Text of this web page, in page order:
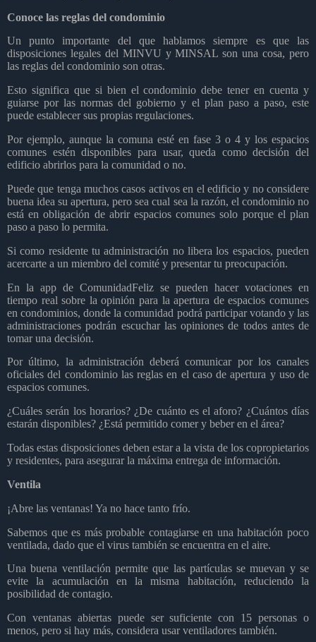
Conoce las reglas del condominio
Un punto importante del que hablamos siempre es que las
disposiciones legales del MINVU y MINSAL son una cosa, pero
las reglas del condominio son otras.
Esto significa que si bien el condominio debe tener en cuenta y
guiarse por las normas del gobierno y el plan paso a paso, este
puede establecer sus propias regulaciones.
Por ejemplo, aunque la comuna esté en fase 3 o 4 y los espacios
comunes estén disponibles para usar, queda como decisión del
edificio abrirlos para la comunidad o no.
Puede que tenga muchos casos activos en el edificio y no considere
buena idea su apertura, pero sea cual sea la razón, el condominio no
está en obligación de abrir espacios comunes solo porque el plan
paso a paso lo permita.
Si como residente tu administración no libera los espacios, pueden
acercarte a un miembro del comité y presentar tu preocupación.
En la app de ComunidadFeliz se pueden hacer votaciones en
tiempo real sobre la opinión para la apertura de espacios comunes
en condominios, donde la comunidad podrá participar votando y las
administraciones podrán escuchar las opiniones de todos antes de
tomar una decisión.
Por último, la administración deberá comunicar por los canales
oficiales del condominio las reglas en el caso de apertura y uso de
espacios comunes.
¿Cuáles serán los horarios? ¿De cuánto es el aforo? ¿Cuántos días
estarán disponibles? ¿Está permitido comer y beber en el área?
Todas estas disposiciones deben estar a la vista de los copropietarios
y residentes, para asegurar la máxima entrega de información.
Ventila
¡Abre las ventanas! Ya no hace tanto frío.
Sabemos que es más probable contagiarse en una habitación poco
ventilada, dado que el virus también se encuentra en el aire.
Una buena ventilación permite que las partículas se muevan y se
evite la acumulación en la misma habitación, reduciendo la
posibilidad de contagio.
Con ventanas abiertas puede ser suficiente con 15 personas o
menos, pero si hay más, considera usar ventiladores también.